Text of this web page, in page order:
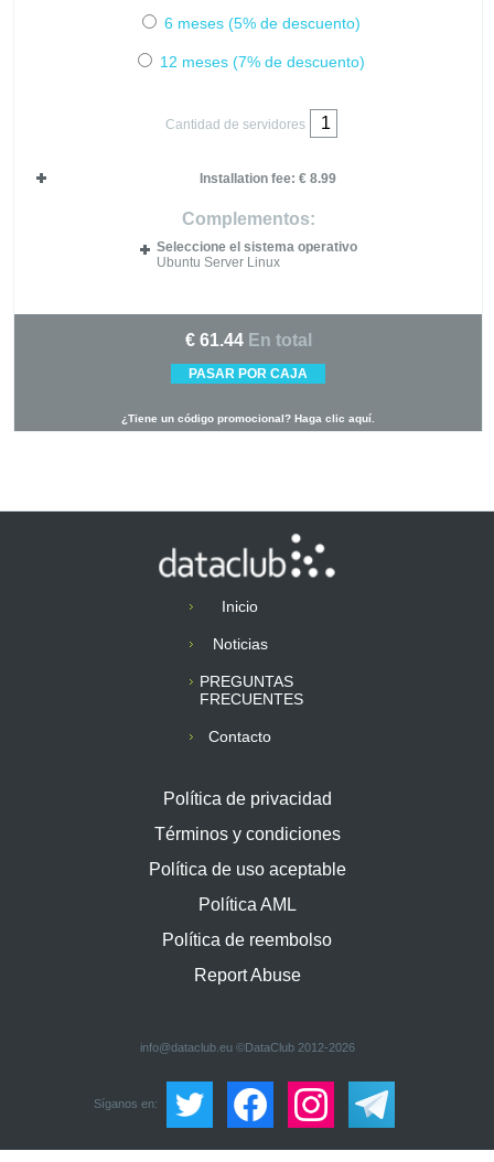
6 meses (5% de descuento)
12 meses (7% de descuento)
Cantidad de servidores
Installation fee: € 8.99
Complementos:
Seleccione el sistema operativo
Ubuntu Server Linux
€ 61.44 En total
¿Tiene un código promocional? Haga clic aquí.
Inicio
Noticias
PREGUNTAS
FRECUENTES
Contacto
Política de privacidad
Términos y condiciones
Política de uso aceptable
Política AML
Política de reembolso
Report Abuse
info@dataclub.eu ©DataClub 2012-2026
Síganos en: